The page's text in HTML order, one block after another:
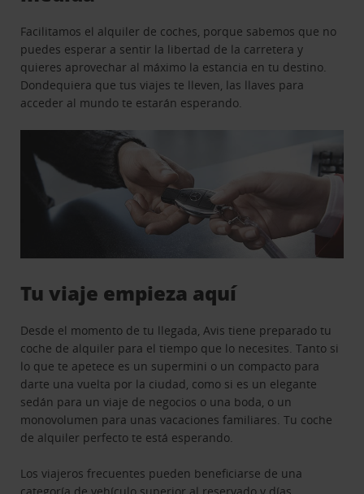
Facilitamos el alquiler de coches, porque sabemos que no
puedes esperar a sentir la libertad de la carretera y
quieres aprovechar al máximo la estancia en tu destino.
Dondequiera que tus viajes te lleven, las llaves para
acceder al mundo te estarán esperando.
Tu viaje empieza aquí
Desde el momento de tu llegada, Avis tiene preparado tu
coche de alquiler para el tiempo que lo necesites. Tanto si
lo que te apetece es un supermini o un compacto para
darte una vuelta por la ciudad, como si es un elegante
sedán para un viaje de negocios o una boda, o un
monovolumen para unas vacaciones familiares. Tu coche
de alquiler perfecto te está esperando.
Los viajeros frecuentes pueden beneficiarse de una